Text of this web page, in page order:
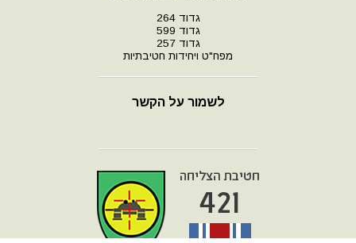
גדוד 264
גדוד 599
גדוד 257
מפח"ט ויחידות חטיבתיות
לשמור על הקשר